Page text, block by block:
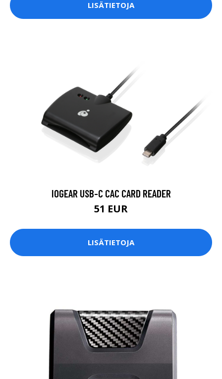
LISÄTIETOJA
IOGEAR USB-C CAC CARD READER
51 EUR
LISÄTIETOJA